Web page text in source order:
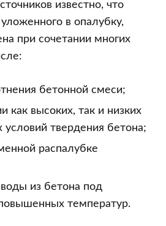
известно, что
в опалубку,
при сочетании многих
бетонной смеси;
как высоких, так и низких
условий твердения бетона;
распалубке
из бетона под
температур.